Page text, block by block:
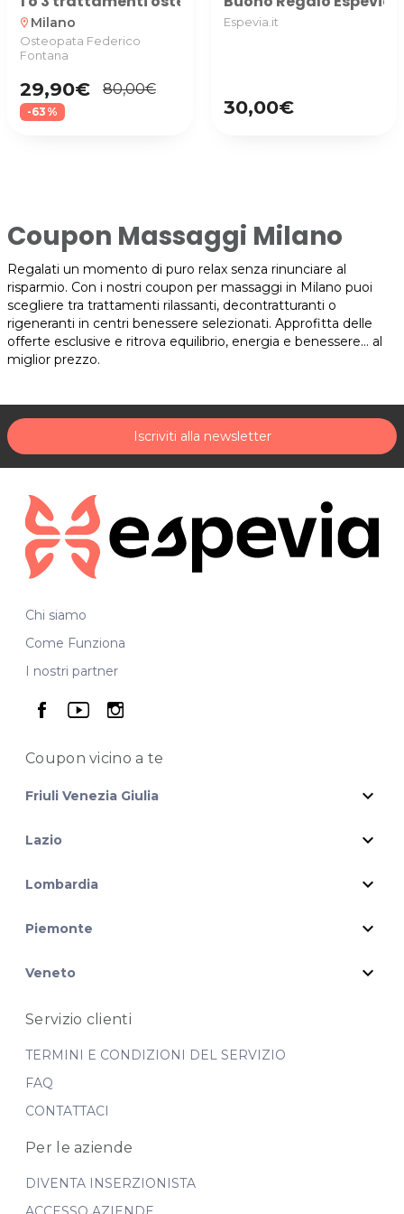
location_on Milano
Osteopata Federico
Fontana
29,90€ 80,00€
-63%
Espevia.it
30,00€
Coupon Massaggi Milano
Regalati un momento di puro relax senza rinunciare al
risparmio. Con i nostri coupon per massaggi in Milano puoi
scegliere tra trattamenti rilassanti, decontratturanti o
rigeneranti in centri benessere selezionati. Approfitta delle
offerte esclusive e ritrova equilibrio, energia e benessere… al
miglior prezzo.
Iscriviti alla newsletter
Chi siamo
Come Funziona
I nostri partner
seguici su facebook
seguici su youtube
seguici su instagram
Coupon vicinoa te
Friuli Venezia Giulia expand_more
Lazio expand_more
Lombardia expand_more
Piemonte expand_more
Veneto expand_more
Servizio clienti
TERMINI E CONDIZIONI DEL SERVIZIO
FAQ
CONTATTACI
Per le aziende
DIVENTA INSERZIONISTA